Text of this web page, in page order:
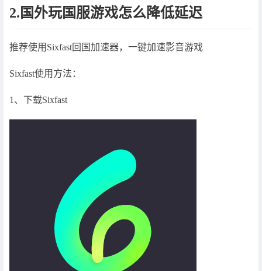
2.国外玩国服游戏怎么降低延迟
推荐使用Sixfast回国加速器，一键加速影音游戏
Sixfast使用方法：
1、下载Sixfast